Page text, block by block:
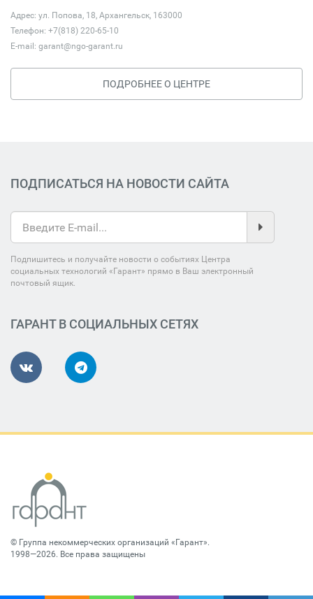
Адрес: ул. Попова, 18, Архангельск, 163000
Телефон: +7(818) 220-65-10
E-mail: garant@ngo-garant.ru
ПОДРОБНЕЕ О ЦЕНТРЕ
ПОДПИСАТЬСЯ НА НОВОСТИ САЙТА
Подпишитесь и получайте новости о событиях Центра
социальных технологий «Гарант» прямо в Ваш электронный
почтовый ящик.
ГАРАНТ В СОЦИАЛЬНЫХ СЕТЯХ
© Группа некоммерческих организаций «Гарант».
1998—2026. Все права защищены